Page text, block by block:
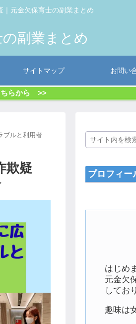
元金欠保育士の副業まとめ
サイトマップ お問い
ちらから >>
ブルと利用者
欺疑
プロフィー
はじめ
元金欠
してお
趣味は